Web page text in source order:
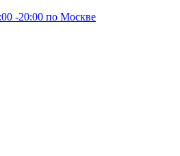
-20:00 по Москве